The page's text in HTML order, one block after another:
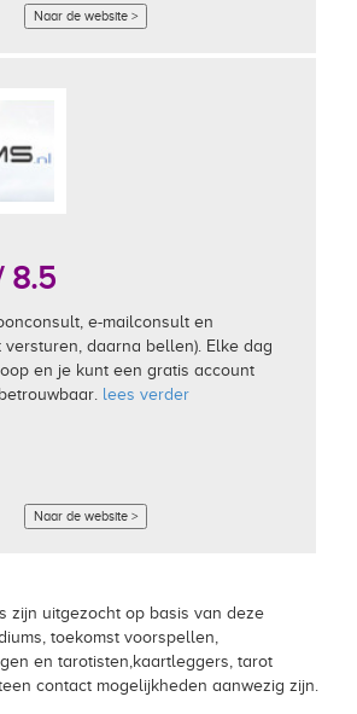
Naar de website >
8.5
e-mailconsult en
daarna bellen). Elke dag
en je kunt een gratis account
lees verder
Naar de website >
zijn uitgezocht op basis van deze
toekomst voorspellen,
en tarotisten,kaartleggers, tarot
contact mogelijkheden aanwezig zijn.